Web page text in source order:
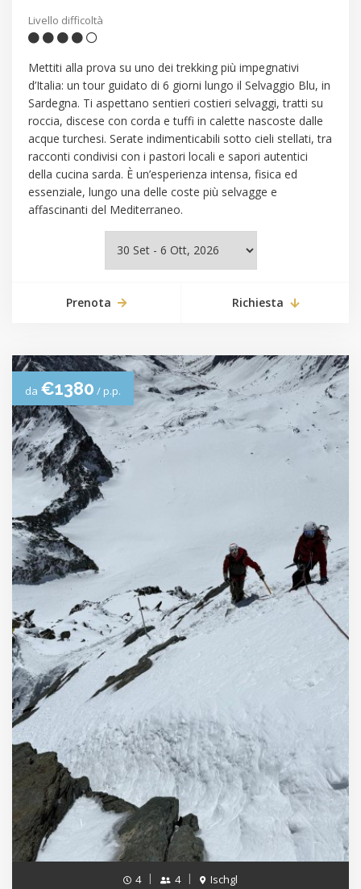
Livello difficoltà
Mettiti alla prova su uno dei trekking più impegnativi
d’Italia: un tour guidato di 6 giorni lungo il Selvaggio Blu, in
Sardegna. Ti aspettano sentieri costieri selvaggi, tratti su
roccia, discese con corda e tuffi in calette nascoste dalle
acque turchesi. Serate indimenticabili sotto cieli stellati, tra
racconti condivisi con i pastori locali e sapori autentici
della cucina sarda. È un’esperienza intensa, fisica ed
essenziale, lungo una delle coste più selvagge e
affascinanti del Mediterraneo.
Prenota Richiesta
da €1380 / p.p.
4 4 Ischgl